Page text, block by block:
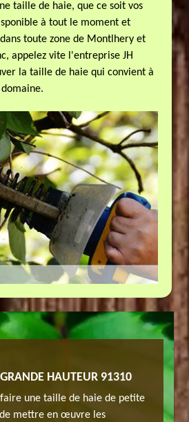
taille de haie, que ce soit vos
à tout le moment et
toute zone de Montlhery et
appelez vite l'entreprise JH
la taille de haie qui convient à
HAUTEUR 91310
faire une taille de haie de petite
mettre en œuvre les
Au